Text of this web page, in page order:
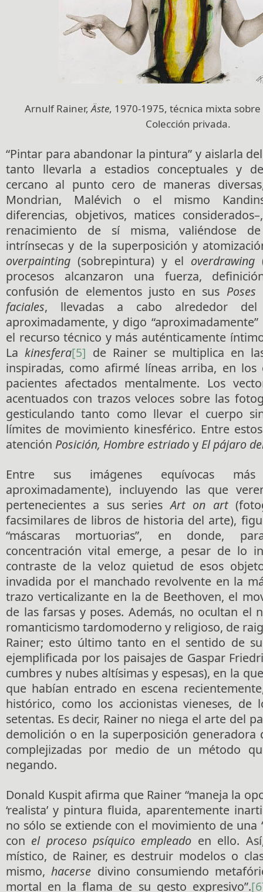
Arnulf Rainer,Äste, 1970-1975, técnica mixta
Colección privada.
“Pintar para abandonar la pintura” y aislarla
tanto llevarla a estadios conceptuales y
cercano al punto cero de maneras
Mondrian, Malévich o el mismo
diferencias, objetivos, matices
renacimiento de sí misma, valiéndose
intrínsecas y de la superposición y
overpainting (sobrepintura) y el overdrawing
procesos alcanzaron una fuerza,
confusión de elementos justo en sus
faciales, llevadas a cabo alrededor del
aproximadamente, y digo
el recurso técnico y más auténticamente
La kinesfera[5] de Rainer se multiplica en las
inspiradas, como afirmé líneas arriba, en los
pacientes afectados mentalmente. Los
acentuados con trazos veloces sobre las
gesticulando tanto como llevar el cuerpo
límites de movimiento kinesférico. Entre
atención Posición, Hombre estriadoy El pájaro
Entre sus imágenes equívocas más
aproximadamente), incluyendo las que
pertenecientes a sus seriesArt on art
facsimilares de libros de historia del arte),
“máscaras mortuorias”, en donde,
concentración vital emerge, a pesar de lo
contraste de la veloz quietud de esos
invadida por el manchado revolvente en la
trazo verticalizante en la de Beethoven, el
de las farsas y poses. Además, no ocultan el
romanticismo tardomoderno y religioso, de
Rainer; esto último tanto en el sentido de
ejemplificada por los paisajes de Gaspar
cumbres y nubes altísimas y espesas), en la
que habían entrado en escena
histórico, como los accionistas vieneses, de
setentas. Es decir, Rainer no niega el arte del
demolición o en la superposición generadora
complejizadas por medio de un método
negando.
Donald Kuspit afirma que Rainer “maneja la
‘realista’ y pintura fluida, aparentemente
no sólo se extiende con el movimiento de una
con el proceso psíquico empleado en ello.
místico, de Rainer, es destruir modelos o
mismo,hacerse divino consumiendo
mortal en la flama de su gesto expresivo”.